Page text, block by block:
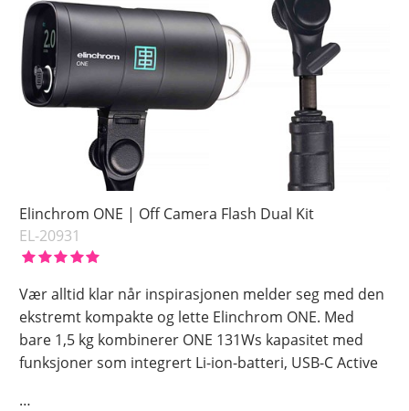
Elinchrom ONE | Off Camera Flash Dual Kit
EL-20931
Vær alltid klar når inspirasjonen melder seg med den
ekstremt kompakte og lette Elinchrom ONE. Med
bare 1,5 kg kombinerer ONE 131Ws kapasitet med
funksjoner som integrert Li-ion-batteri, USB-C Active
…